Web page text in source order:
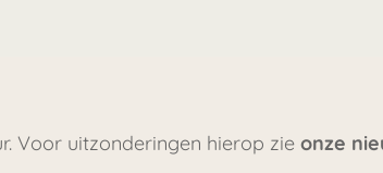
Voor uitzonderingen hierop zieonze